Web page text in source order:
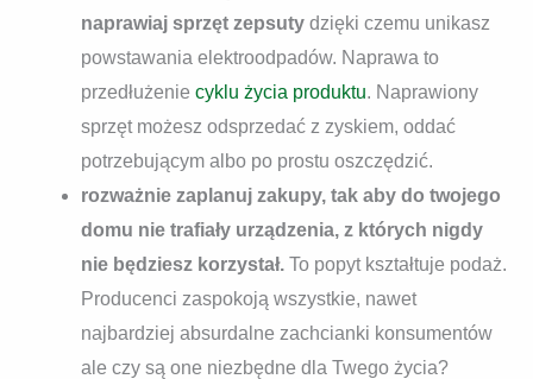
naprawiaj sprzęt zepsuty dzięki czemu unikasz
powstawania elektroodpadów. Naprawa to
przedłużenie cyklu życia produktu. Naprawiony
sprzęt możesz odsprzedać z zyskiem, oddać
potrzebującym albo po prostu oszczędzić.
rozważnie zaplanuj zakupy, tak aby do twojego
domu nie trafiały urządzenia, z których nigdy
nie będziesz korzystał. To popyt kształtuje podaż.
Producenci zaspokoją wszystkie, nawet
najbardziej absurdalne zachcianki konsumentów
ale czy są one niezbędne dla Twego życia?